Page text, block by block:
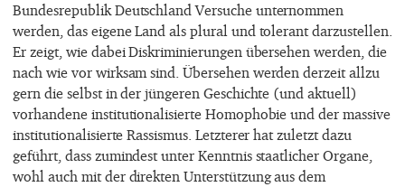
Bundesrepublik Deutschland Versuche unternommen
werden, das eigene Land als plural und tolerant darzustellen.
Er zeigt, wie dabei Diskriminierungen übersehen werden, die
nach wie vor wirksam sind. Übersehen werden derzeit allzu
gern die selbst in der jüngeren Geschichte (und aktuell)
vorhandene institutionalisierte Homophobie und der massive
institutionalisierte Rassismus. Letzterer hat zuletzt dazu
geführt, dass zumindest unter Kenntnis staatlicher Organe,
wohl auch mit der direkten Unterstützung aus dem